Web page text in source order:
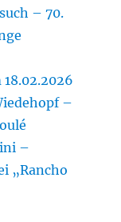
– 70.
–
–
„Rancho